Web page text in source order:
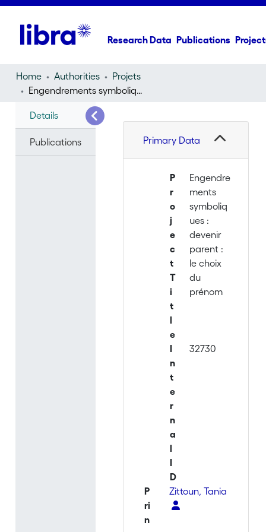
Research Data Publications
Home Authorities
Projets
Engendrements symboliques : devenir parent : le choix du prénom
Details
Publications Primary Data
P
r
o
j
e
c
t
T
i
t
l
e
Engendre
ments
symboliq
ues :
devenir
parent :
le choix
du
prénom
I
n
t
e
r
n
a
l
I
D
32730
P
ri
n
Zittoun, Tania